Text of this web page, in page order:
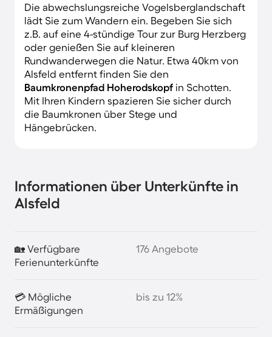
Die abwechslungsreiche Vogelsberglandschaft
lädt Sie zum Wandern ein. Begeben Sie sich
z.B. auf eine 4-stündige Tour zur Burg Herzberg
oder genießen Sie auf kleineren
Rundwanderwegen die Natur. Etwa 40km von
Alsfeld entfernt finden Sie den
Baumkronenpfad Hoherodskopf in Schotten.
Mit Ihren Kindern spazieren Sie sicher durch
die Baumkronen über Stege und
Hängebrücken.
Informationen über Unterkünfte in
Alsfeld
🏡 Verfügbare
Ferienunterkünfte
176 Angebote
💳 Mögliche
Ermäßigungen
bis zu 12%